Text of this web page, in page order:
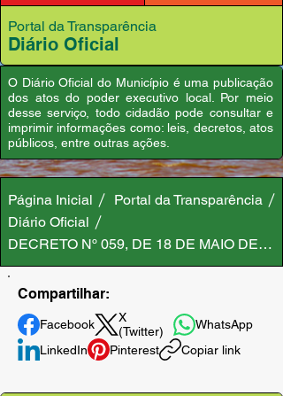
Portal da Transparência
Diário Oficial
O Diário Oficial do Município é uma publicação
dos atos do poder executivo local. Por meio
desse serviço, todo cidadão pode consultar e
imprimir informações como: leis, decretos, atos
públicos, entre outras ações.
Página Inicial
Portal da Transparência
Diário Oficial
DECRETO Nº 059, DE 18 DE MAIO DE
Compartilhar:
Facebook
X
(Twitter)
WhatsApp
LinkedIn
Pinterest Copiar link